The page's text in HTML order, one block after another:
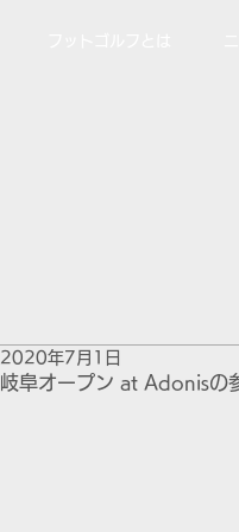
岐阜オープン at Adonisの
2020年7月1日